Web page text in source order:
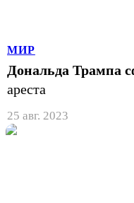
МИР
Дональда Трампа
ареста
25 авг. 2023